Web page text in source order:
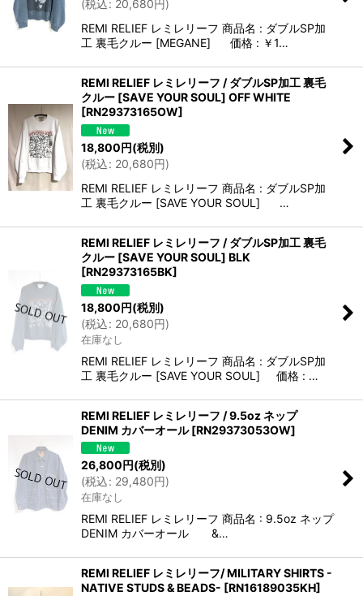
(税込: 20,680円)
REMI RELIEF レミレリーフ 商品名 : ダブルSP加
工 裏毛クルー [MEGANE] 価格 : ￥1…
REMI RELIEF レミレリーフ / ダブルSP加工 裏毛
クルー [SAVE YOUR SOUL] OFF WHITE
[RN29373165OW]
18,800円(税別)
(税込: 20,680円)
REMI RELIEF レミレリーフ 商品名 : ダブルSP加
工 裏毛クルー [SAVE YOUR SOUL] …
REMI RELIEF レミレリーフ / ダブルSP加工 裏毛
クルー [SAVE YOUR SOUL] BLK
[RN29373165BK]
18,800円(税別)
(税込: 20,680円)
在庫なし
REMI RELIEF レミレリーフ 商品名 : ダブルSP加
工 裏毛クルー [SAVE YOUR SOUL] 価格 : …
REMI RELIEF レミレリーフ / 9.5oz ネップ
DENIM カバーオール [RN29373053OW]
26,800円(税別)
(税込: 29,480円)
在庫なし
REMI RELIEF レミレリーフ 商品名 : 9.5oz ネップ
DENIM カバーオール &…
REMI RELIEF レミレリーフ/ MILITARY SHIRTS -
NATIVE STUDS & BEADS- [RN16189035KH]